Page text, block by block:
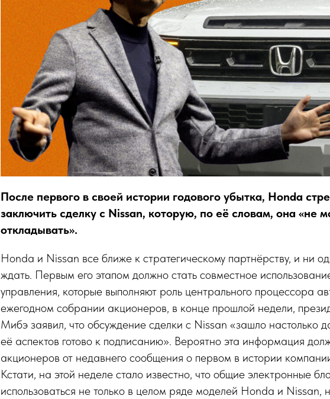
После первого в своей истории годового убытка, Honda
заключить сделку с Nissan, которую, по её словам, она «не
откладывать».
Honda и Nissan все ближе к стратегическому партнёрству, и ни
ждать. Первым его этапом должно стать совместное
управления, которые выполняют роль центрального процессора
ежегодном собрании акционеров, в конце прошлой недели,
Мибэ заявил, что обсуждение сделки с Nissan «зашло настолько
её аспектов готово к подписанию». Вероятно эта информация
акционеров от недавнего сообщения о первом в истории
Кстати, на этой неделе стало известно, что общие электронные
использоваться не только в целом ряде моделей Honda и Nissan,